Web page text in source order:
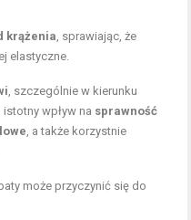
krążenia , sprawiając, że
elastyczne.
, szczególnie w kierunku
istotny wpływ na sprawność
, a także korzystnie
może przyczynić się do